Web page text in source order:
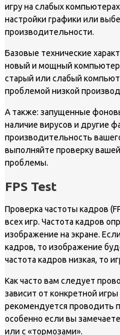
игру на слабых
настройки графики или
производительности.
Базовые технические
новый и мощный компьютер,
старый или слабый
проблемой низкой
А также: запущенные
наличие вирусов и другие
производительность
выполняйте проверку
проблемы.
FPS Test
Проверка частоты кадров
всех игр. Частота кадров
изображение на экране.
кадров, то изображение
частота кадров низкая, то
Как часто вам следует
зависит от конкретной
рекомендуется проводить
особенно если вы
или с «тормозами».